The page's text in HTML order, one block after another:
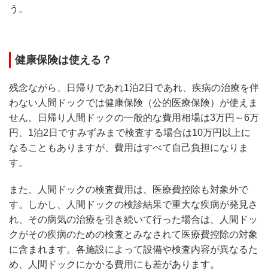
う。
健康保険は使える？
残念ながら、日帰りであれ1泊2日であれ、疾病の治療を伴
わない人間ドックでは健康保険（公的医療保険）が使えま
せん。日帰り人間ドックの一般的な費用相場は3万円～6万
円、1泊2日ですみずみまで検査する場合は10万円以上に
なることもありますが、費用はすべて自己負担になりま
す。
また、人間ドックの検査費用は、医療費控除も対象外で
す。しかし、人間ドックの検診結果で重大な疾病が発見さ
れ、その病気の治療を引き続いて行った場合は、人間ドッ
クがその疾病のための検査とみなされて医療費控除の対象
に含まれます。各施設によって設備や検査内容が異なるた
め、人間ドックにかかる費用にも差があります。